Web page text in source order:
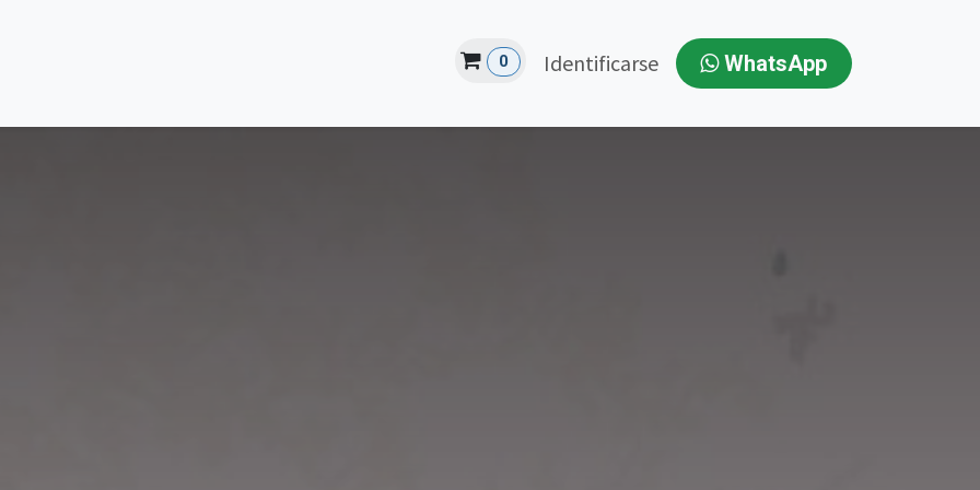
0 Identificarse WhatsApp